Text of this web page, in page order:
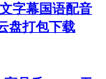
字幕国语配音
盘打包下载